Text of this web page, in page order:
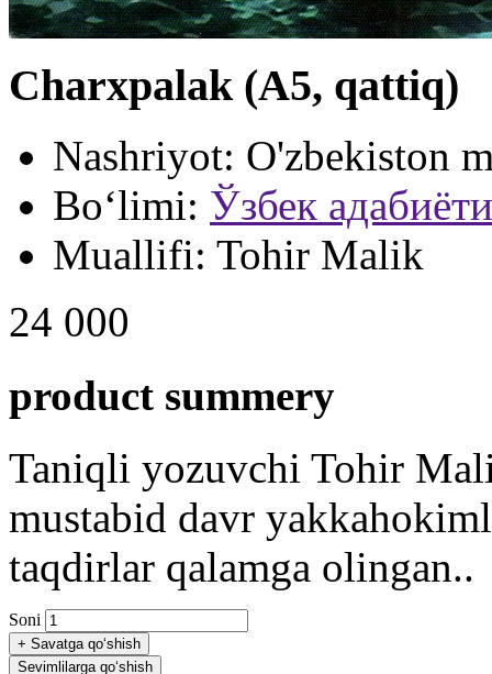
Charxpalak (А5, qattiq)
Nashriyot: O'zbekiston
Bo‘limi: Ўзбек адабиёти
Muallifi: Tohir Malik
24 000
product summery
Taniqli yozuvchi Tohir
mustabid davr
taqdirlar qalamga olingan..
Soni
+ Savatga qo‘shish
Sevimlilarga qo‘shish